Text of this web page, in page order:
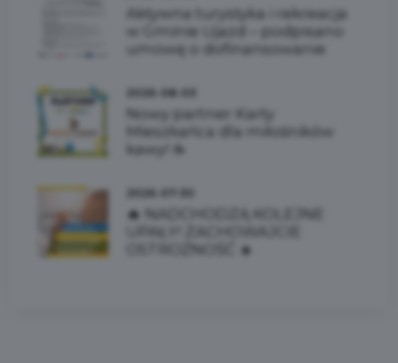
Aktywna turystyka i rekreacja
w Gminie Ujazd – podpisano
umowę o dofinansowanie
2026-08-03
Nowy partner Karty
Mieszkańca dla miłośników
kawy! ☕
2026-07-30
🔥 NADCHODZĄ KOLEJNE
UPAŁY! ZACHOWAJCIE
OSTROŻNOŚĆ ☀️